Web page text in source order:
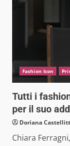
Fashion Icon
Tutti i
per il suo
Doriana
Chiara